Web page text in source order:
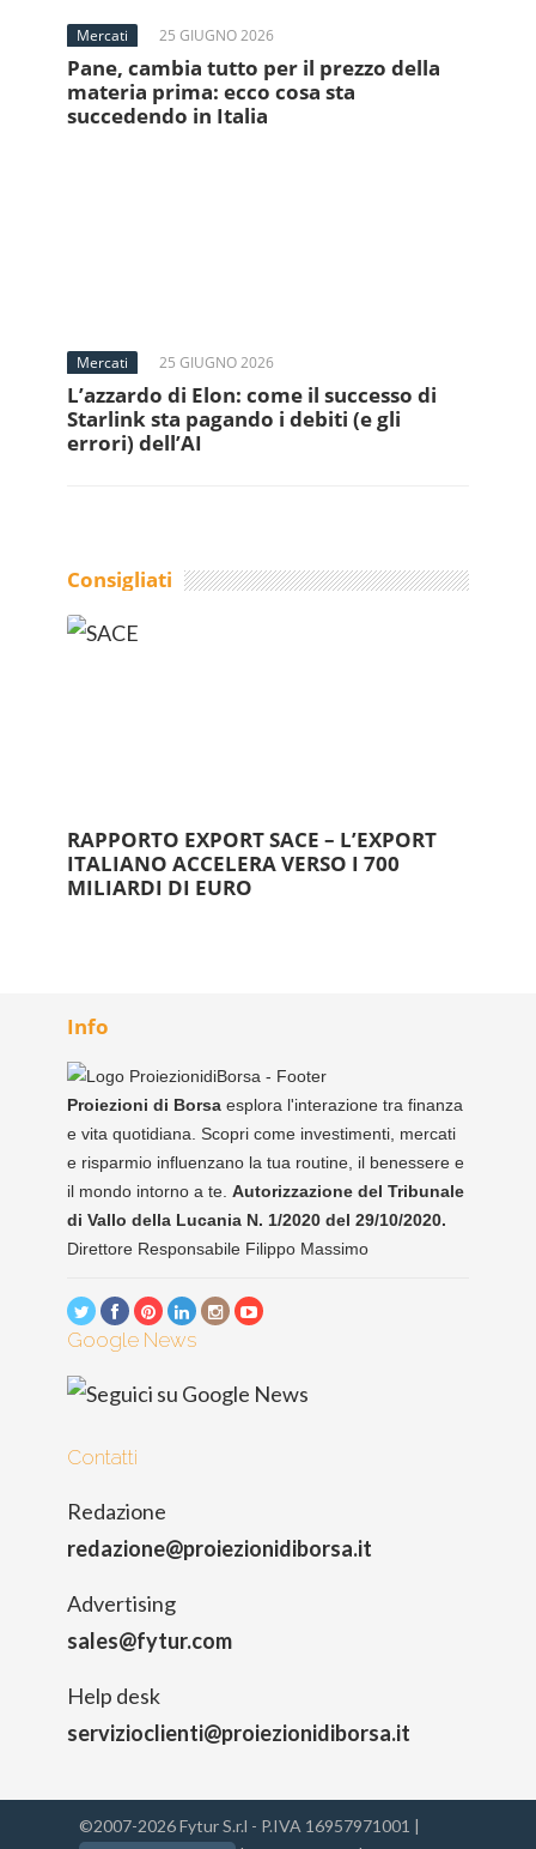
Mercati 25 GIUGNO 2026
Pane, cambia tutto per il prezzo della
materia prima: ecco cosa sta
succedendo in Italia
Mercati 25 GIUGNO 2026
L’azzardo di Elon: come il successo di
Starlink sta pagando i debiti (e gli
errori) dell’AI
Consigliati
RAPPORTO EXPORT SACE – L’EXPORT
ITALIANO ACCELERA VERSO I 700
MILIARDI DI EURO
Info
Proiezioni di Borsa esplora l'interazione tra finanza
e vita quotidiana. Scopri come investimenti, mercati
e risparmio influenzano la tua routine, il benessere e
il mondo intorno a te. Autorizzazione del Tribunale
di Vallo della Lucania N. 1/2020 del 29/10/2020.
Direttore Responsabile Filippo Massimo
Google News
Contatti
Redazione
redazione@proiezionidiborsa.it
Advertising
sales@fytur.com
Help desk
servizioclienti@proiezionidiborsa.it
©2007-2026 Fytur S.r.l - P.IVA 16957971001 |